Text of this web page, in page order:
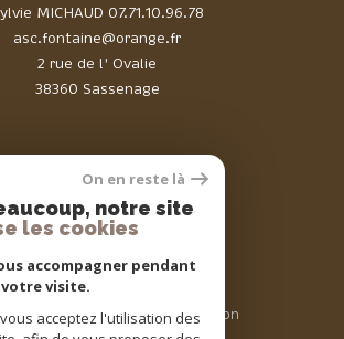
2 rue de l' Ovalie
38360 Sassenage
MICHAUD 07.71.10.96.78
asc.fontaine@orange.fr
Adhérents
| Tous droits réservés | Traduction
powered by Google |
On en reste là
notre site
les cookies
accompagner pendant
votre visite.
acceptez l'utilisation des